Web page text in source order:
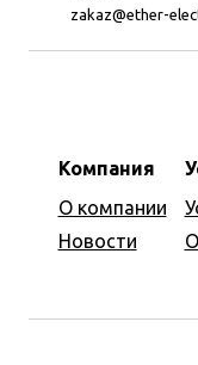
zakaz@ether-
Компания
О компании
Новости